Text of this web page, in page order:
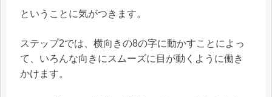
ということに気がつきます。
ステップ2では、横向きの8の字に動かすことによっ
て、いろんな向きにスムーズに目が動くように働き
かけます。